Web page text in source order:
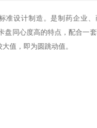
设计制造。是制药企业
同心度高的特点，配合一
值，即为圆跳动值。